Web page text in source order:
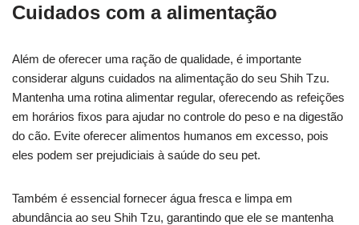
Cuidados com a alimentação
Além de oferecer uma ração de qualidade, é importante
considerar alguns cuidados na alimentação do seu Shih Tzu.
Mantenha uma rotina alimentar regular, oferecendo as refeições
em horários fixos para ajudar no controle do peso e na digestão
do cão. Evite oferecer alimentos humanos em excesso, pois
eles podem ser prejudiciais à saúde do seu pet.
Também é essencial fornecer água fresca e limpa em
abundância ao seu Shih Tzu, garantindo que ele se mantenha